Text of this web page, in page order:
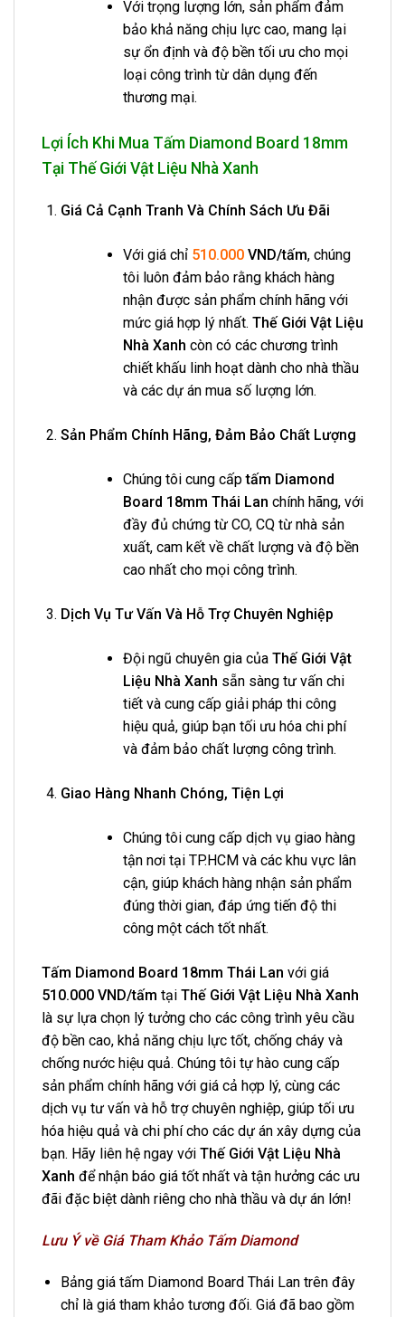
Với trọng lượng lớn, sản phẩm đảm
bảo khả năng chịu lực cao, mang lại
sự ổn định và độ bền tối ưu cho mọi
loại công trình từ dân dụng đến
thương mại.
Lợi Ích Khi Mua Tấm Diamond Board 18mm
Tại Thế Giới Vật Liệu Nhà Xanh
Giá Cả Cạnh Tranh Và Chính Sách Ưu Đãi
Với giá chỉ 510.000VND/tấm, chúng
tôi luôn đảm bảo rằng khách hàng
nhận được sản phẩm chính hãng với
mức giá hợp lý nhất. Thế Giới Vật Liệu
Nhà Xanh còn có các chương trình
chiết khấu linh hoạt dành cho nhà thầu
và các dự án mua số lượng lớn.
Sản Phẩm Chính Hãng, Đảm Bảo Chất Lượng
Chúng tôi cung cấptấm Diamond
Board 18mm Thái Lan chính hãng, với
đầy đủ chứng từ CO, CQ từ nhà sản
xuất, cam kết về chất lượng và độ bền
cao nhất cho mọi công trình.
Dịch Vụ Tư Vấn Và Hỗ Trợ Chuyên Nghiệp
Đội ngũ chuyên gia của Thế Giới Vật
Liệu Nhà Xanh sẵn sàng tư vấn chi
tiết và cung cấp giải pháp thi công
hiệu quả, giúp bạn tối ưu hóa chi phí
và đảm bảo chất lượng công trình.
Giao Hàng Nhanh Chóng, Tiện Lợi
Chúng tôi cung cấp dịch vụ giao hàng
tận nơi tại TP.HCM và các khu vực lân
cận, giúp khách hàng nhận sản phẩm
đúng thời gian, đáp ứng tiến độ thi
công một cách tốt nhất.
Tấm Diamond Board 18mm Thái Lan với giá
510.000 VND/tấm tại Thế Giới Vật Liệu Nhà Xanh
là sự lựa chọn lý tưởng cho các công trình yêu cầu
độ bền cao, khả năng chịu lực tốt, chống cháy và
chống nước hiệu quả. Chúng tôi tự hào cung cấp
sản phẩm chính hãng với giá cả hợp lý, cùng các
dịch vụ tư vấn và hỗ trợ chuyên nghiệp, giúp tối ưu
hóa hiệu quả và chi phí cho các dự án xây dựng của
bạn. Hãy liên hệ ngay với Thế Giới Vật Liệu Nhà
Xanh để nhận báo giá tốt nhất và tận hưởng các ưu
đãi đặc biệt dành riêng cho nhà thầu và dự án lớn!
Lưu Ý về Giá Tham Khảo Tấm Diamond
Bảng giá tấm Diamond Board Thái Lan trên đây
chỉ là giá tham khảo tương đối. Giá đã bao gồm